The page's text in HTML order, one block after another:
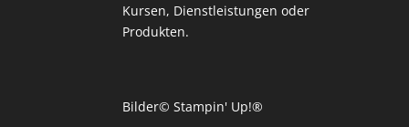
Kursen, Dienstleistungen oder
Produkten.
Bilder© Stampin' Up!®